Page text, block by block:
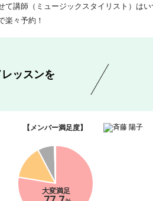
て講師（ミュージックスタイリスト）はい
楽々予約！
ッスンを
【メンバー満足度】
大変満足